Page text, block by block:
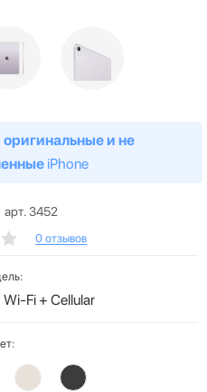
оригинальные и не
iPhone
арт. 3452
0 отзывов
Wi-Fi + Cellular